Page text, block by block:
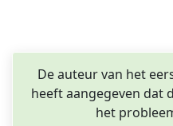
De auteur van het
heeft aangegeven dat
het